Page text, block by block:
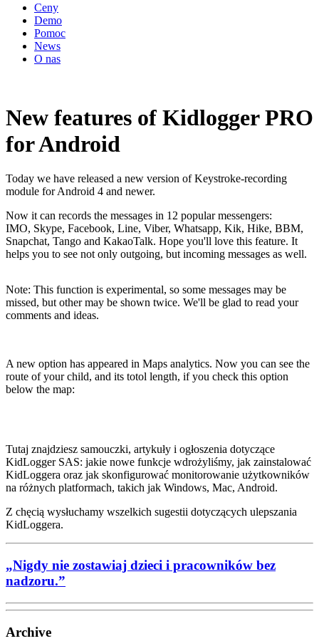
Ceny
Demo
Pomoc
News
O nas
New features of Kidlogger PRO
for Android
Today we have released a new version of Keystroke-recording
module for Android 4 and newer.
Now it can records the messages in 12 popular messengers:
IMO, Skype, Facebook, Line, Viber, Whatsapp, Kik, Hike, BBM,
Snapchat, Tango and KakaoTalk. Hope you'll love this feature. It
helps you to see not only outgoing, but incoming messages as well.
Note: This function is experimental, so some messages may be
missed, but other may be shown twice. We'll be glad to read your
comments and ideas.
A new option has appeared in Maps analytics. Now you can see the
route of your child, and its totol length, if you check this option
below the map:
Tutaj znajdziesz samouczki, artykuły i ogłoszenia dotyczące
KidLogger SAS: jakie nowe funkcje wdrożyliśmy, jak zainstalować
KidLoggera oraz jak skonfigurować monitorowanie użytkowników
na różnych platformach, takich jak Windows, Mac, Android.
Z chęcią wysłuchamy wszelkich sugestii dotyczących ulepszania
KidLoggera.
„Nigdy nie zostawiaj dzieci i pracowników bez
nadzoru.”
Archive